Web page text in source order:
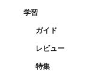
学習
ガイド
レビュー
特集